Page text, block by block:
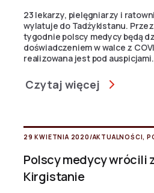
23 lekarzy, pielęgniarzy i
wylatuje do Tadżykistanu.
tygodnie polscy medycy będą
doświadczeniem w walce z
realizowana jest pod
Czytaj więcej
29 KWIETNIA 2020 /AKTUALNOŚCI,
Polscy medycy wrócili
Kirgistanie